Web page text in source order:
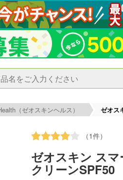
（ゼオスキンヘルス） ゼオス
（1件）
ゼオスキン ス
クリーンSPF50